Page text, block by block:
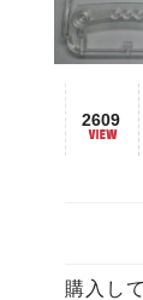
2609
購入し